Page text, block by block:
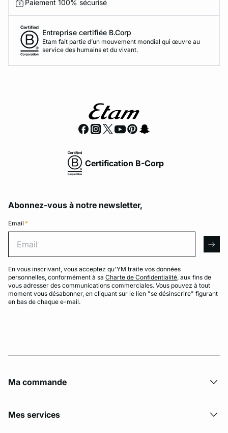
Paiement 100% sécurisé
Entreprise certifiée B.Corp
Etam fait partie d’un mouvement mondial qui œuvre au
service des humains et du vivant.
Certification B-Corp
Abonnez-vous à notre newsletter,
Email *
En vous inscrivant, vous acceptez qu'YM traite vos données
personnelles, conformément à sa Charte de Confidentialité, aux fins de
vous adresser des communications commerciales. Vous pouvez à tout
moment vous désabonner, en cliquant sur le lien "se désinscrire" figurant
en bas de chaque e-mail.
Ma commande
Mes services